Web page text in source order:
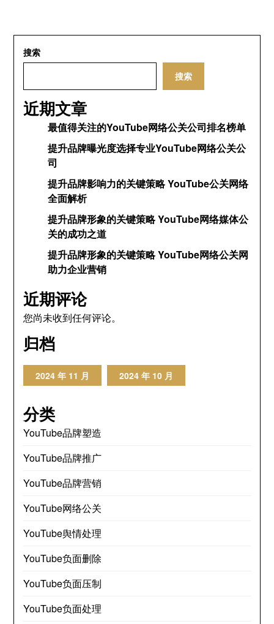
搜索
搜索
近期文章
最值得关注的YouTube网络公关公司排名榜单
提升品牌曝光度选择专业YouTube网络公关公
司
提升品牌影响力的关键策略 YouTube公关网络
全面解析
提升品牌形象的关键策略 YouTube网络媒体公
关的成功之道
提升品牌形象的关键策略 YouTube网络公关网
助力企业营销
近期评论
您尚未收到任何评论。
归档
2024 年 11 月 2024 年 10 月
分类
YouTube品牌塑造
YouTube品牌推广
YouTube品牌营销
YouTube网络公关
YouTube舆情处理
YouTube负面删除
YouTube负面压制
YouTube负面处理